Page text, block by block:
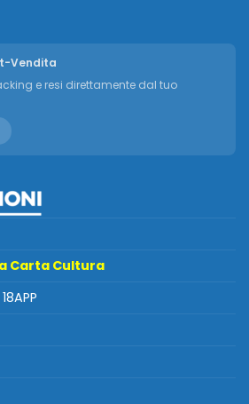
Vendita
e resi direttamente dal tuo
Carta Cultura